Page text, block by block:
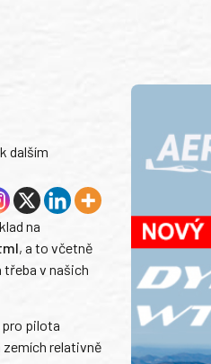
dalším
na
, a to včetně
třeba v našich
pilota
relativně